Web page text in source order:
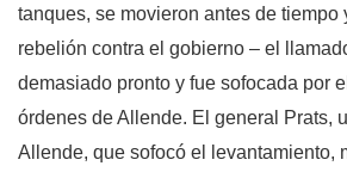
tanques, se movieron antes de tiempo
rebelión contra el gobierno – el
demasiado pronto y fue sofocada por
órdenes de Allende. El general Prats,
Allende, que sofocó el levantamiento,